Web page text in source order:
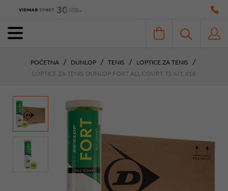
POČETNA DUNLOP TENIS
LOPTICE ZA TENIS
LOPTICE ZA TENIS DUNLOP FORT ALL COURT TS 4/1 X18